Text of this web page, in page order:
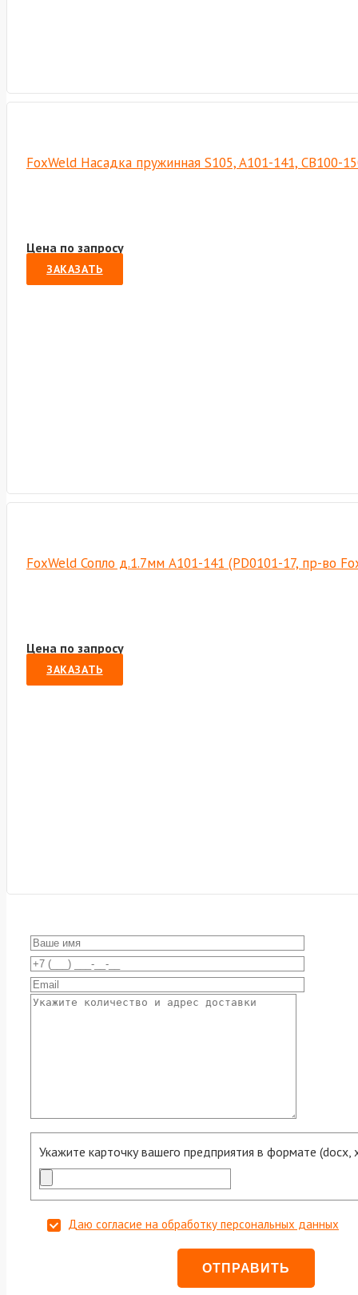
FoxWeld Насадка пружинная S105, A101-141, CB100-
Цена по запросу
ЗАКАЗАТЬ
FoxWeld Сопло д.1.7мм А101-141 (PD0101-17, пр-во
Цена по запросу
ЗАКАЗАТЬ
Укажите карточку вашего предприятия в формате (docx,
Даю согласие на обработку персональных данных